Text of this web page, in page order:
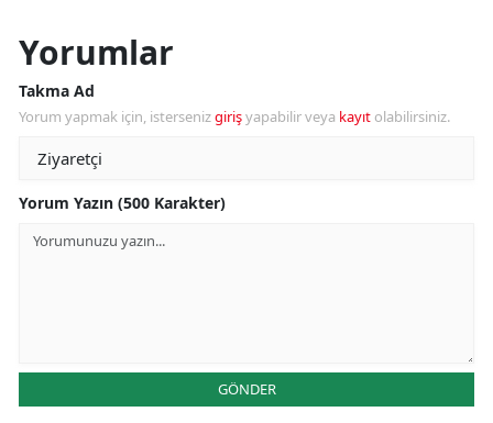
Yorumlar
Takma Ad
Yorum yapmak için, istersenizgirişyapabilir veya kayıt olabilirsiniz.
Yorum Yazın (500 Karakter)
GÖNDER